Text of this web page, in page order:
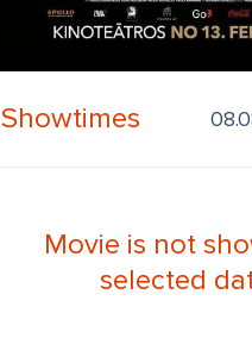
Showtimes
Movie is not
selected